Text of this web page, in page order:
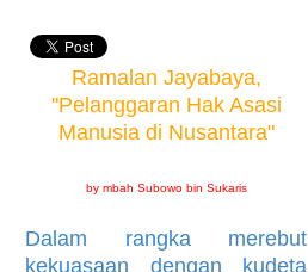
Ramalan Jayabaya,
"Pelanggaran Hak Asasi
Manusia di Nusantara"
by mbah Subowo bin Sukaris
Dalam rangka merebut
kekuasaan dengan kudeta